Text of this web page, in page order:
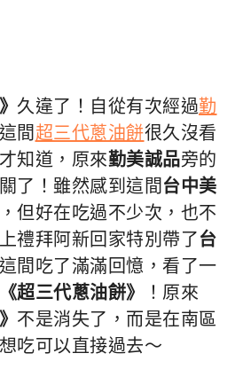
久違了！自從有次經過勤
間超三代蔥油餅很久沒看
知道，原來勤美誠品旁的
了！雖然感到這間台中美
但好在吃過不少次，也不
禮拜阿新回家特別帶了台
間吃了滿滿回憶，看了一
《超三代蔥油餅》
！原來
不是消失了，而是在南區
吃可以直接過去～